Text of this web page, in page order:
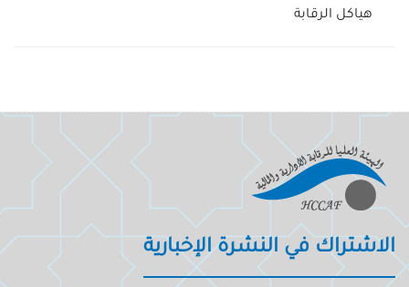
هياكل الرقابة
الاشتراك في النشرة الإخبارية